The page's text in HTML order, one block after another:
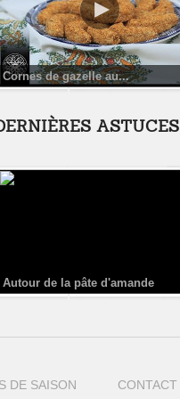
Cornes de gazelle au...
ASTUCES
Autour de la pâte d'amande
DE SAISON CONTACT